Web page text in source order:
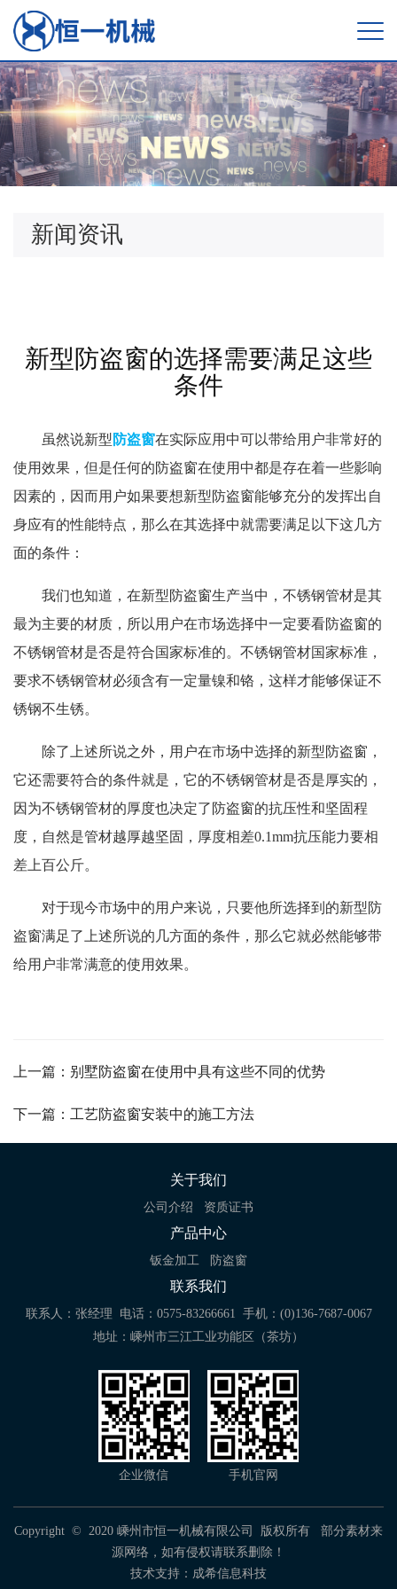
新闻资讯
新型防盗窗的选择需要满足这些
条件
虽然说新型 防盗窗在实际应用中可以带给用户非常好的
使用效果，但是任何的防盗窗在使用中都是存在着一些影响
因素的，因而用户如果要想新型防盗窗能够充分的发挥出自
身应有的性能特点，那么在其选择中就需要满足以下这几方
面的条件：
我们也知道，在新型防盗窗生产当中，不锈钢管材是其
最为主要的材质，所以用户在市场选择中一定要看防盗窗的
不锈钢管材是否是符合国家标准的。不锈钢管材国家标准，
要求不锈钢管材必须含有一定量镍和铬，这样才能够保证不
锈钢不生锈。
除了上述所说之外，用户在市场中选择的新型防盗窗，
它还需要符合的条件就是，它的不锈钢管材是否是厚实的，
因为不锈钢管材的厚度也决定了防盗窗的抗压性和坚固程
度，自然是管材越厚越坚固，厚度相差0.1mm抗压能力要相
差上百公斤。
对于现今市场中的用户来说，只要他所选择到的新型防
盗窗满足了上述所说的几方面的条件，那么它就必然能够带
给用户非常满意的使用效果。
上一篇：别墅防盗窗在使用中具有这些不同的优势
下一篇：工艺防盗窗安装中的施工方法
关于我们
公司介绍 资质证书
产品中心
钣金加工 防盗窗
联系我们
联系人：张经理 电话：0575-83266661 手机：(0)136-7687-0067
地址：嵊州市三江工业功能区（茶坊）
企业微信 手机官网
Copyright © 2020 嵊州市恒一机械有限公司 版权所有 部分素材来
源网络，如有侵权请联系删除！
技术支持： 成希信息科技